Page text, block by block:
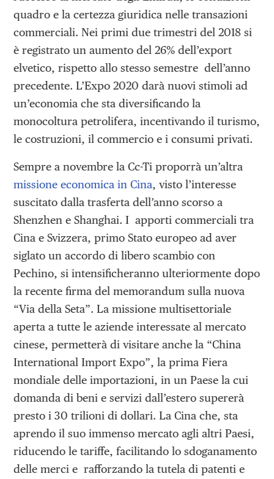
quadro e la certezza giuridica nelle transazioni
commerciali. Nei primi due trimestri del 2018 si
è registrato un aumento del 26% dell’export
elvetico, rispetto allo stesso semestre dell’anno
precedente. L’Expo 2020 darà nuovi stimoli ad
un’economia che sta diversificando la
monocoltura petrolifera, incentivando il turismo,
le costruzioni, il commercio e i consumi privati.
Sempre a novembre la Cc-Ti proporrà un’altra
missione economica in Cina, visto l’interesse
suscitato dalla trasferta dell’anno scorso a
Shenzhen e Shanghai. I apporti commerciali tra
Cina e Svizzera, primo Stato europeo ad aver
siglato un accordo di libero scambio con
Pechino, si intensificheranno ulteriormente dopo
la recente firma del memorandum sulla nuova
“Via della Seta”. La missione multisettoriale
aperta a tutte le aziende interessate al mercato
cinese, permetterà di visitare anche la “China
International Import Expo”, la prima Fiera
mondiale delle importazioni, in un Paese la cui
domanda di beni e servizi dall’estero supererà
presto i 30 trilioni di dollari. La Cina che, sta
aprendo il suo immenso mercato agli altri Paesi,
riducendo le tariffe, facilitando lo sdoganamento
delle merci e rafforzando la tutela di patenti e